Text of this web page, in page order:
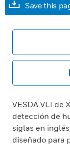
Save this
VESDA VLI de
detección de
siglas en
diseñado para